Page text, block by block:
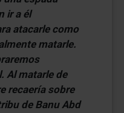
ir a él
atacarle como
matarle.
Al matarle de
recaería sobre
de Banu Abd